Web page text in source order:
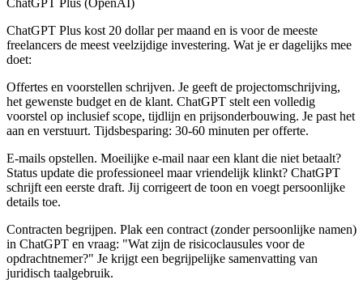
ChatGPT Plus kost 20 dollar per maand en is voor de meeste
freelancers de meest veelzijdige investering. Wat je er dagelijks mee
doet:
Offertes en voorstellen schrijven. Je geeft de projectomschrijving,
het gewenste budget en de klant. ChatGPT stelt een volledig
voorstel op inclusief scope, tijdlijn en prijsonderbouwing. Je past het
aan en verstuurt. Tijdsbesparing: 30-60 minuten per offerte.
E-mails opstellen. Moeilijke e-mail naar een klant die niet betaalt?
Status update die professioneel maar vriendelijk klinkt? ChatGPT
schrijft een eerste draft. Jij corrigeert de toon en voegt persoonlijke
details toe.
Contracten begrijpen. Plak een contract (zonder persoonlijke namen)
in ChatGPT en vraag: "Wat zijn de risicoclausules voor de
opdrachtnemer?" Je krijgt een begrijpelijke samenvatting van
juridisch taalgebruik.